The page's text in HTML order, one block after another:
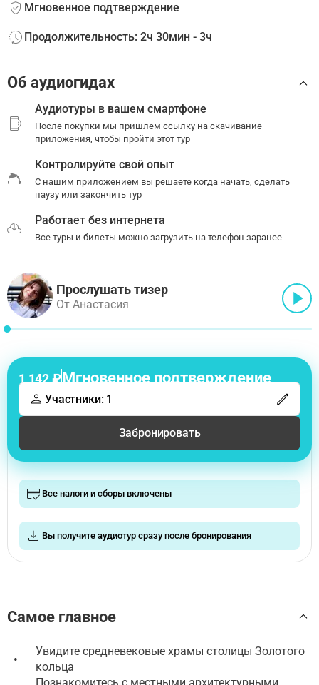
Мгновенное подтверждение
Продолжительность: 2ч 30мин - 3ч
Об аудиогидах
Аудиотуры в вашем смартфоне
После покупки мы пришлем ссылку на скачивание
приложения, чтобы пройти этот тур
Контролируйте свой опыт
С нашим приложением вы решаете когда начать, сделать
паузу или закончить тур
Работает без интернета
Все туры и билеты можно загрузить на телефон заранее
Прослушать тизер
От Анастасия
1 142 ₽Мгновенное подтверждение
Участники: 1
Забронировать
Все налоги и сборы включены
Вы получите аудиотур сразу после бронирования
Самое главное
•
Увидите средневековые храмы столицы Золотого
кольца